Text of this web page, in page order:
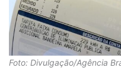
Foto: Divulgação/Agência